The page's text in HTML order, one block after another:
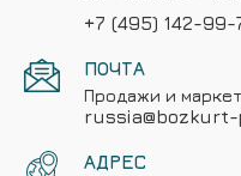
+7 (495) 142-99-
ПОЧТА
Продажи и
russia@bozkurt-
АДРЕС